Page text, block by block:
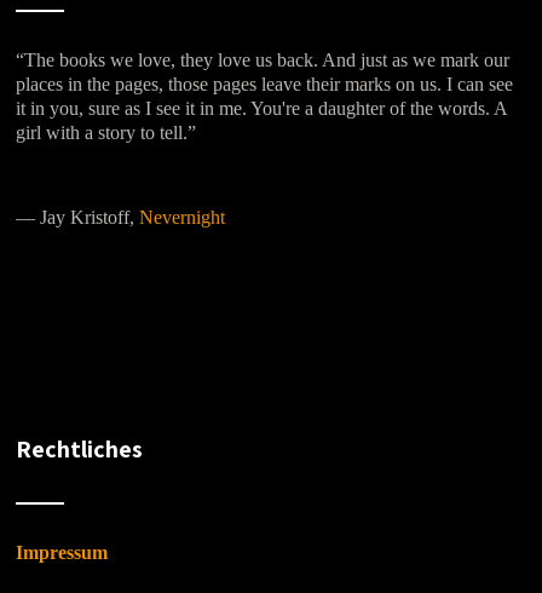
“The books we love, they love us back. And just as we mark our
places in the pages, those pages leave their marks on us. I can see
it in you, sure as I see it in me. You're a daughter of the words. A
girl with a story to tell.”
―Jay Kristoff,Nevernight
Rechtliches
Impressum